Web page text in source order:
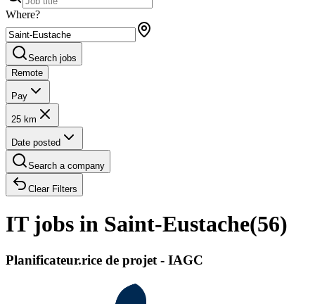
Where?
Search jobs
Remote
Pay
25 km
Date posted
Search a company
Clear Filters
IT jobs in Saint-Eustache(56)
Planificateur.rice de projet - IAGC